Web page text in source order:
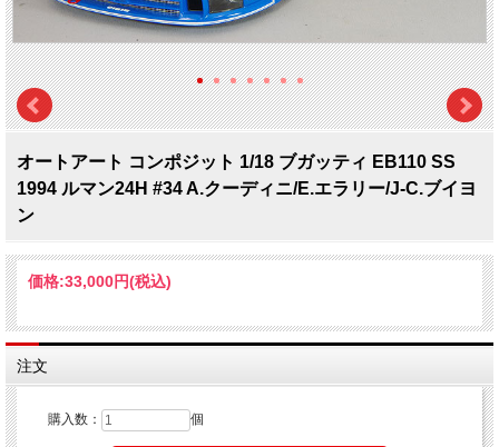
オートアート コンポジット 1/18 ブガッティ EB110 SS
1994 ルマン24H #34 A.クーディニ/E.エラリー/J-C.ブイヨ
ン
価格:33,000円(税込)
注文
購入数： 個